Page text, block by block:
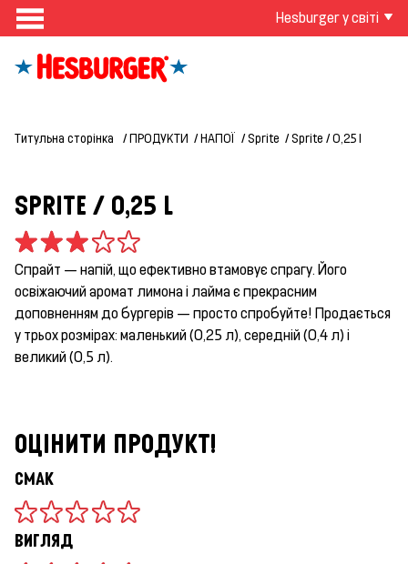
Hesburger у світі
Титульна сторінка ПРОДУКТИ НАПОЇ Sprite Sprite / 0,25 l
SPRITE / 0,25 L
Спрайт — напій, що ефективно втамовує спрагу. Його
освіжаючий аромат лимона і лайма є прекрасним
доповненням до бургерів — просто спробуйте! Продається
у трьох розмірах: маленький (0,25 л), середній (0,4 л) і
великий (0,5 л).
ОЦІНИТИ ПРОДУКТ!
СМАК
ВИГЛЯД